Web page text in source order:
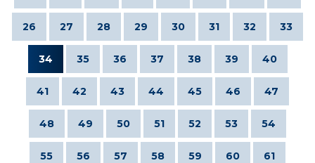
26 27 28 29 30 31 32 33
34 35 36 37 38 39 40
41 42 43 44 45 46 47
48 49 50 51 52 53 54
55 56 57 58 59 60 61